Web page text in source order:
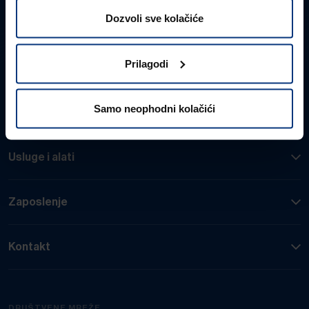
Dozvoli sve kolačiće
Prilagodi
Samo neophodni kolačići
Usluge i alati
Zaposlenje
Kontakt